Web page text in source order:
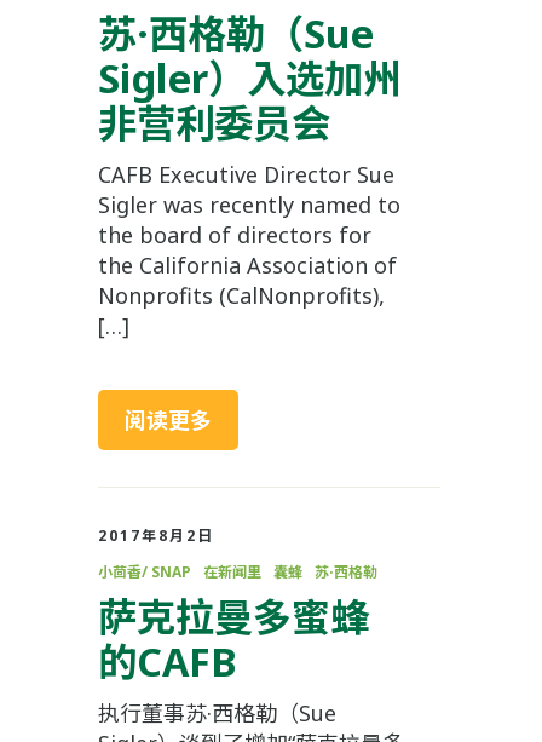
苏·西格勒（Sue
Sigler）入选加州
非营利委员会
CAFB Executive Director Sue
Sigler was recently named to
the board of directors for
the California Association of
Nonprofits (CalNonprofits),
[…]
阅读更多
2017年8月2日
小茴香/ SNAP
在新闻里 囊蜂 苏·西格勒
萨克拉曼多蜜蜂
的CAFB
执行董事苏·西格勒（Sue